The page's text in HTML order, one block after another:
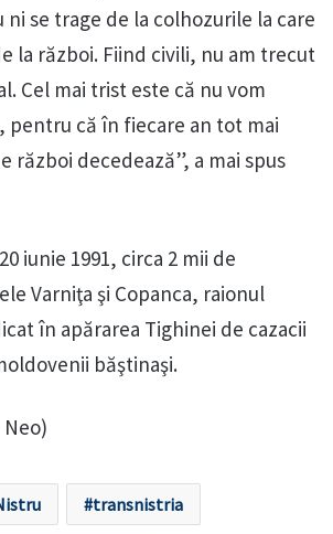
se trage de la colhozurile la care
la război. Fiind civili, nu am trecut
Cel mai trist este că nu vom
pentru că în fiecare an tot mai
război decedează”, a mai spus
iunie 1991, circa 2 mii de
Varniţa şi Copanca, raionul
în apărarea Tighinei de cazacii
băştinaşi.
transnistria